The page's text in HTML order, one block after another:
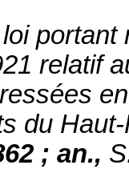
relatif
du
; an.,